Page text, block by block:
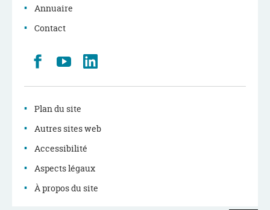
Annuaire
Contact
Retrouvez
nous
Youtube
Plan du site
Autres sites web
Accessibilité
Aspects légaux
À propos du site